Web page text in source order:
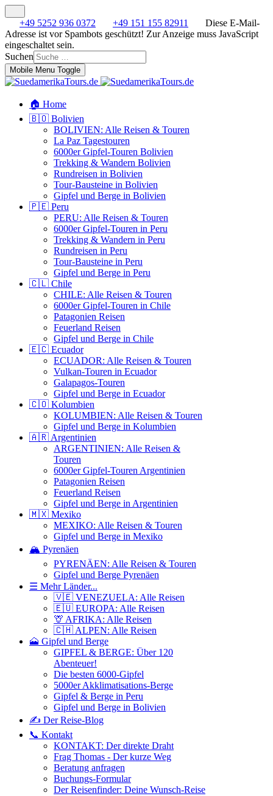
+49 5252 936 0372 +49 151 155 82911
Diese E-Mail-
Adresse ist vor Spambots geschützt! Zur Anzeige muss JavaScript
eingeschaltet sein.
Suchen
Mobile Menu Toggle
🏠 Home
🇧🇴 Bolivien
BOLIVIEN: Alle Reisen & Touren
La Paz Tagestouren
6000er Gipfel-Touren Bolivien
Trekking & Wandern Bolivien
Rundreisen in Bolivien
Tour-Bausteine in Bolivien
Gipfel und Berge in Bolivien
🇵🇪 Peru
PERU: Alle Reisen & Touren
6000er Gipfel-Touren in Peru
Trekking & Wandern in Peru
Rundreisen in Peru
Tour-Bausteine in Peru
Gipfel und Berge in Peru
🇨🇱 Chile
CHILE: Alle Reisen & Touren
6000er Gipfel-Touren in Chile
Patagonien Reisen
Feuerland Reisen
Gipfel und Berge in Chile
🇪🇨 Ecuador
ECUADOR: Alle Reisen & Touren
Vulkan-Touren in Ecuador
Galapagos-Touren
Gipfel und Berge in Ecuador
🇨🇴 Kolumbien
KOLUMBIEN: Alle Reisen & Touren
Gipfel und Berge in Kolumbien
🇦🇷 Argentinien
ARGENTINIEN: Alle Reisen &
Touren
6000er Gipfel-Touren Argentinien
Patagonien Reisen
Feuerland Reisen
Gipfel und Berge in Argentinien
🇲🇽 Mexiko
MEXIKO: Alle Reisen & Touren
Gipfel und Berge in Mexiko
🏔️ Pyrenäen
PYRENÄEN: Alle Reisen & Touren
Gipfel und Berge Pyrenäen
☰ Mehr Länder...
🇻🇪 VENEZUELA: Alle Reisen
🇪🇺 EUROPA: Alle Reisen
🦒 AFRIKA: Alle Reisen
🇨🇭 ALPEN: Alle Reisen
🗻 Gipfel und Berge
GIPFEL & BERGE: Über 120
Abenteuer!
Die besten 6000-Gipfel
5000er Akklimatisations-Berge
Gipfel & Berge in Peru
Gipfel und Berge in Bolivien
✍️ Der Reise-Blog
📞 Kontakt
KONTAKT: Der direkte Draht
Frag Thomas - Der kurze Weg
Beratung anfragen
Buchungs-Formular
Der Reisenfinder: Deine Wunsch-Reise